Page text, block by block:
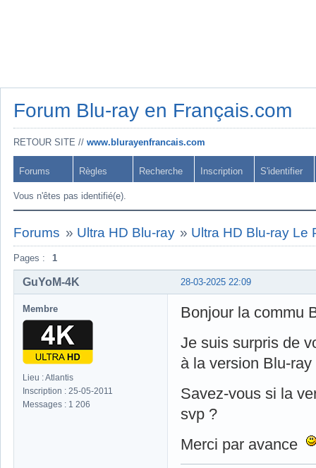
Forum Blu-ray en Français.com
RETOUR SITE // www.blurayenfrancais.com
Forums Règles Recherche Inscription S'identifier
Vous n'êtes pas identifié(e).
Forums » Ultra HD Blu-ray » Ultra HD Blu-ray Le
Pages : 1
28-03-2025 22:09
GuYoM-4K
Membre
Lieu : Atlantis
Inscription : 25-05-2011
Messages : 1 206
Bonjour la commu
Je suis surpris de
à la version Blu-
Savez-vous si la
svp ?
Merci par avance